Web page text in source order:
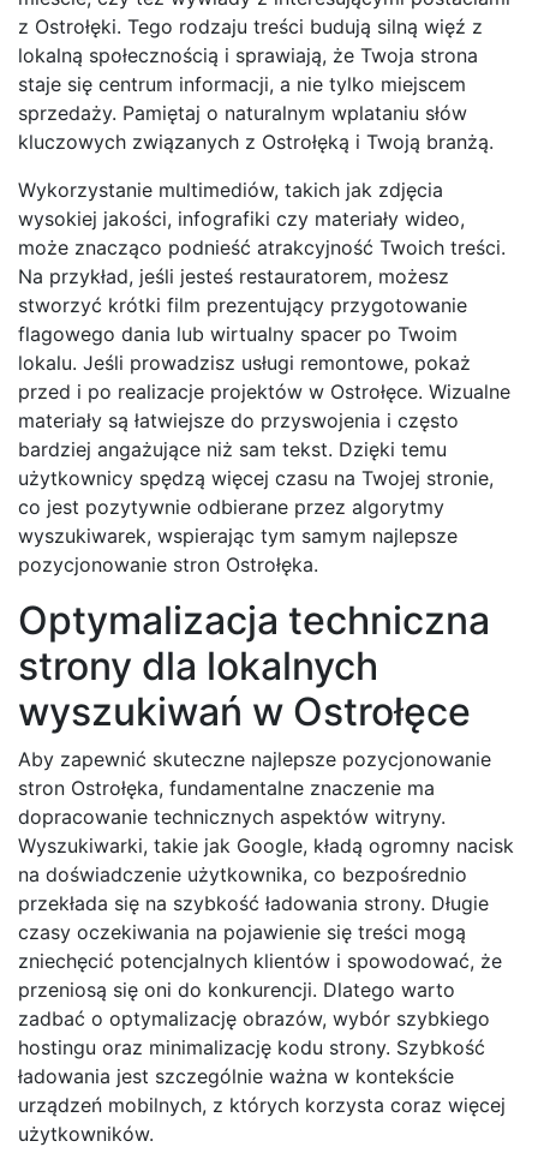
z Ostrołęki. Tego rodzaju treści budują silną więź z
lokalną społecznością i sprawiają, że Twoja strona
staje się centrum informacji, a nie tylko miejscem
sprzedaży. Pamiętaj o naturalnym wplataniu słów
kluczowych związanych z Ostrołęką i Twoją branżą.
Wykorzystanie multimediów, takich jak zdjęcia
wysokiej jakości, infografiki czy materiały wideo,
może znacząco podnieść atrakcyjność Twoich treści.
Na przykład, jeśli jesteś restauratorem, możesz
stworzyć krótki film prezentujący przygotowanie
flagowego dania lub wirtualny spacer po Twoim
lokalu. Jeśli prowadzisz usługi remontowe, pokaż
przed i po realizacje projektów w Ostrołęce. Wizualne
materiały są łatwiejsze do przyswojenia i często
bardziej angażujące niż sam tekst. Dzięki temu
użytkownicy spędzą więcej czasu na Twojej stronie,
co jest pozytywnie odbierane przez algorytmy
wyszukiwarek, wspierając tym samym najlepsze
pozycjonowanie stron Ostrołęka.
Optymalizacja techniczna
strony dla lokalnych
wyszukiwań w Ostrołęce
Aby zapewnić skuteczne najlepsze pozycjonowanie
stron Ostrołęka, fundamentalne znaczenie ma
dopracowanie technicznych aspektów witryny.
Wyszukiwarki, takie jak Google, kładą ogromny nacisk
na doświadczenie użytkownika, co bezpośrednio
przekłada się na szybkość ładowania strony. Długie
czasy oczekiwania na pojawienie się treści mogą
zniechęcić potencjalnych klientów i spowodować, że
przeniosą się oni do konkurencji. Dlatego warto
zadbać o optymalizację obrazów, wybór szybkiego
hostingu oraz minimalizację kodu strony. Szybkość
ładowania jest szczególnie ważna w kontekście
urządzeń mobilnych, z których korzysta coraz więcej
użytkowników.